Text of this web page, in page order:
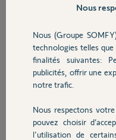
Sécurité
Domotique
Chauffage
réinitialisation de l’alarme.
Quelle est la manipulation ?
détecteur après avoir appuyé
Quelle doit être la position
Nous
Nous (Groupe
technologies telles
finalités suivantes:
publicités, offrir une
notre trafic.
Nous respectons
pouvez choisir
l'utilisation de